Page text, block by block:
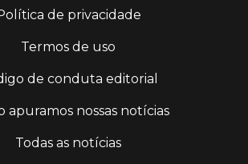
de privacidade
Termos de uso
de conduta editorial
apuramos nossas notícias
Todas as notícias